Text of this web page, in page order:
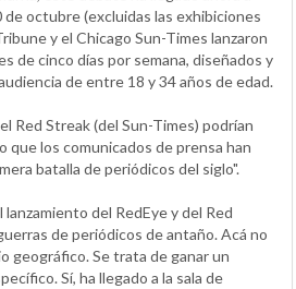
de octubre (excluidas las exhibiciones
y el Chicago Sun-Times lanzaron
de cinco días por semana, diseñados y
de entre 18 y 34 años de edad.
Red Streak (del Sun-Times) podrían
que los comunicados de prensa han
batalla de periódicos del siglo".
del RedEye y del Red
de periódicos de antaño. Acá no
geográfico. Se trata de ganar un
Sí, ha llegado a la sala de